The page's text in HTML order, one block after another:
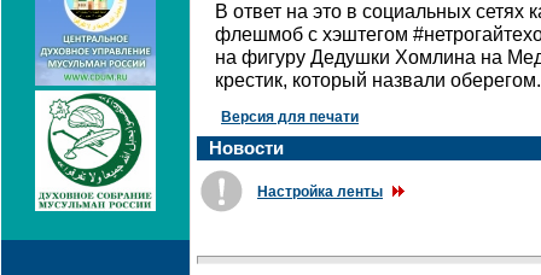
В ответ на это в социальных сетях
флешмоб с хэштегом
на фигуру Дедушки Хомлина на
крестик, который назвали оберегом.
Версия для печати
Новости
Настройка ленты